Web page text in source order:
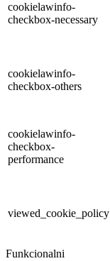
cookielawinfo-
checkbox-necessary
cookielawinfo-
checkbox-others
cookielawinfo-
checkbox-
performance
viewed_cookie_policy
Funkcionalni